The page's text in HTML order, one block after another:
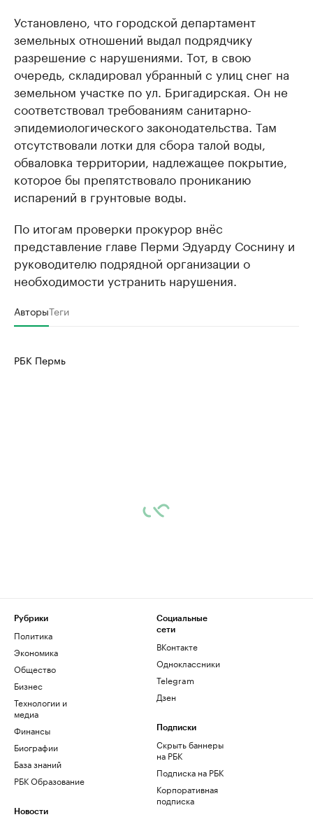
Установлено, что городской департамент
земельных отношений выдал подрядчику
разрешение с нарушениями. Тот, в свою
очередь, складировал убранный с улиц снег на
земельном участке по ул. Бригадирская. Он не
соответствовал требованиям санитарно-
эпидемиологического законодательства. Там
отсутствовали лотки для сбора талой воды,
обваловка территории, надлежащее покрытие,
которое бы препятствовало прониканию
испарений в грунтовые воды.
По итогам проверки прокурор внёс
представление главе Перми Эдуарду Соснину и
руководителю подрядной организации о
необходимости устранить нарушения.
АвторыТеги
РБК Пермь
Рубрики
Политика
Экономика
Общество
Бизнес
Технологии и
медиа
Финансы
Биографии
База знаний
РБК Образование
Новости
Социальные
сети
ВКонтакте
Одноклассники
Telegram
Дзен
Подписки
Скрыть баннеры
на РБК
Подписка на РБК
Корпоративная
подписка